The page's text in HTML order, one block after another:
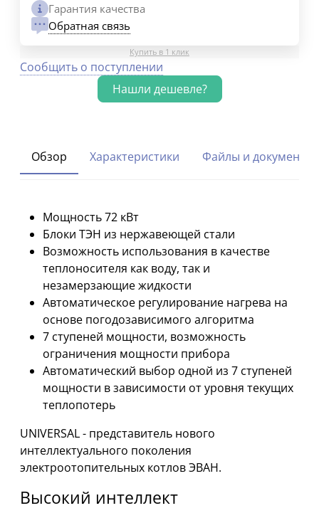
Гарантия качества
Обратная связь
Купить в 1 клик
Сообщить о поступлении
Обзор Характеристики Файлы и документы
Мощность 72 кВт
Блоки ТЭН из нержавеющей стали
Возможность использования в качестве
теплоносителя как воду, так и
незамерзающие жидкости
Автоматическое регулирование нагрева на
основе погодозависимого алгоритма
7 ступеней мощности, возможность
ограничения мощности прибора
Автоматический выбор одной из 7 ступеней
мощности в зависимости от уровня текущих
теплопотерь
UNIVERSAL - представитель нового
интеллектуального поколения
электроотопительных котлов ЭВАН.
Высокий интеллект